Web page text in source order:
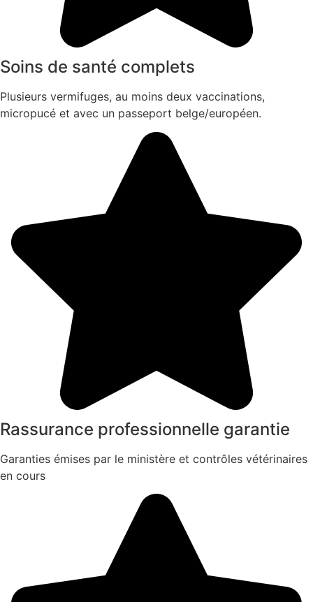
Soins de santé complets
Plusieurs vermifuges, au moins deux vaccinations,
micropucé et avec un passeport belge/européen.
Rassurance professionnelle garantie
Garanties émises par le ministère et contrôles vétérinaires
en cours